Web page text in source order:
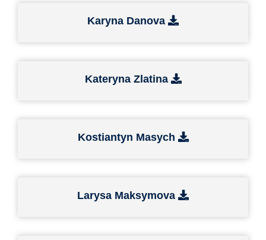
Karyna Danova
Kateryna Zlatina
Kostiantyn Masych
Larysa Maksymova